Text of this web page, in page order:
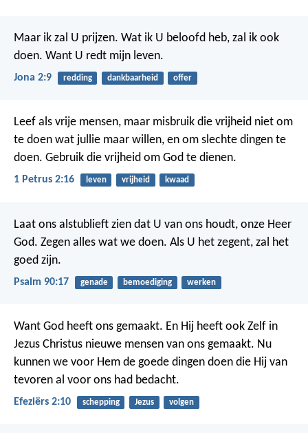
Maar ik zal U prijzen. Wat ik U beloofd heb, zal ik ook
doen. Want U redt mijn leven.
Jona 2:9 redding dankbaarheid offer
Leef als vrije mensen, maar misbruik die vrijheid niet om
te doen wat jullie maar willen, en om slechte dingen te
doen. Gebruik die vrijheid om God te dienen.
1 Petrus 2:16 leven vrijheid kwaad
Laat ons alstublieft zien dat U van ons houdt, onze Heer
God. Zegen alles wat we doen. Als U het zegent, zal het
goed zijn.
Psalm 90:17 genade bemoediging werken
Want God heeft ons gemaakt. En Hij heeft ook Zelf in
Jezus Christus nieuwe mensen van ons gemaakt. Nu
kunnen we voor Hem de goede dingen doen die Hij van
tevoren al voor ons had bedacht.
Efeziërs 2:10 schepping Jezus volgen